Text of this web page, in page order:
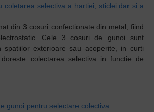
coletarea selectiva a hartiei, sticlei dar si a
din 3 cosuri confectionate din metal, fiind
Cele 3 cosuri de gunoi sunt
spatiilor exterioare sau acoperite, in curti
colectarea selectiva in functie de
gunoi pentru selectare colectiva